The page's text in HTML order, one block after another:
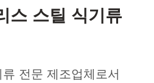
스 스틸 식기류
전문 제조업체로서